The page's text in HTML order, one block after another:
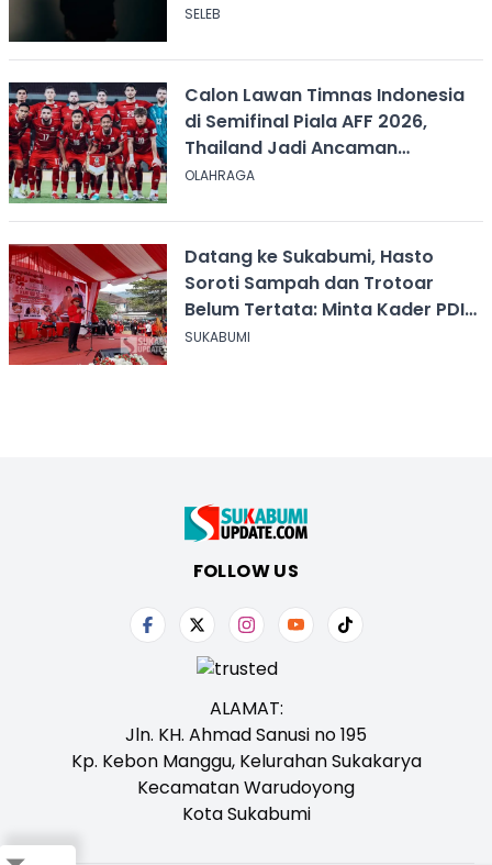
SELEB
Calon Lawan Timnas Indonesia
di Semifinal Piala AFF 2026,
Thailand Jadi Ancaman
Terbesar
OLAHRAGA
Datang ke Sukabumi, Hasto
Soroti Sampah dan Trotoar
Belum Tertata: Minta Kader PDIP
Bersihkan Kota
SUKABUMI
FOLLOW US
ALAMAT:
Jln. KH. Ahmad Sanusi no 195
Kp. Kebon Manggu, Kelurahan Sukakarya
Kecamatan Warudoyong
Kota Sukabumi